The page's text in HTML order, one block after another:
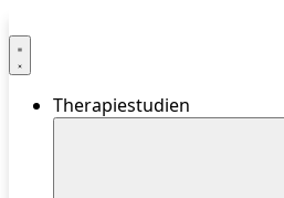
Therapiestudien